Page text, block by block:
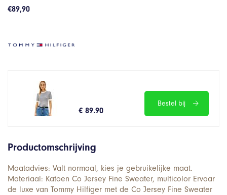
€89,90
€ 89.90
Bestel bij
Productomschrijving
Maatadvies: Valt normaal, kies je gebruikelijke maat.
Materiaal: Katoen Co Jersey Fine Sweater, multicolor Ervaar
de luxe van Tommy Hilfiger met de Co Jersey Fine Sweater